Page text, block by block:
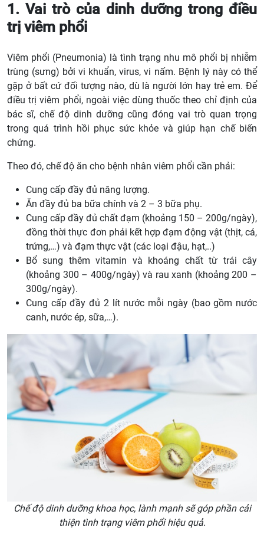
1. Vai trò của dinh dưỡng trong điều
trị viêm phổi
Viêm phổi (Pneumonia) là tình trạng nhu mô phổi bị nhiễm
trùng (sưng) bởi vi khuẩn, virus, vi nấm. Bệnh lý này có thể
gặp ở bất cứ đối tượng nào, dù là người lớn hay trẻ em. Để
điều trị viêm phổi, ngoài việc dùng thuốc theo chỉ định của
bác sĩ, chế độ dinh dưỡng cũng đóng vai trò quan trọng
trong quá trình hồi phục sức khỏe và giúp hạn chế biến
chứng.
Theo đó, chế độ ăn cho bệnh nhân viêm phổi cần phải:
Cung cấp đầy đủ năng lượng.
Ăn đầy đủ ba bữa chính và 2 – 3 bữa phụ.
Cung cấp đầy đủ chất đạm (khoảng 150 – 200g/ngày),
đồng thời thực đơn phải kết hợp đạm động vật (thịt, cá,
trứng,…) và đạm thực vật (các loại đậu, hạt,..)
Bổ sung thêm vitamin và khoáng chất từ trái cây
(khoảng 300 – 400g/ngày) và rau xanh (khoảng 200 –
300g/ngày).
Cung cấp đầy đủ 2 lít nước mỗi ngày (bao gồm nước
canh, nước ép, sữa,…).
Chế độ dinh dưỡng khoa học, lành mạnh sẽ góp phần cải
thiện tình trạng viêm phổi hiệu quả.